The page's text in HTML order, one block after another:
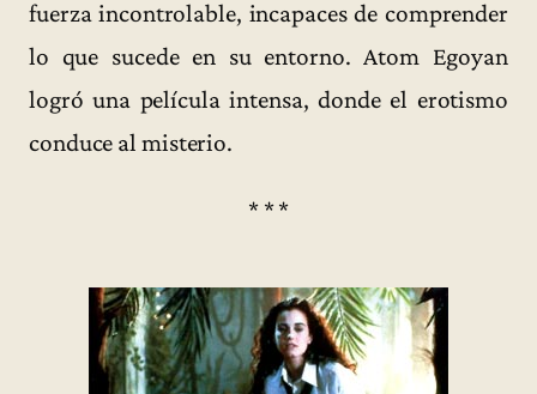
fuerza incontrolable, incapaces de comprender
lo que sucede en su entorno. Atom Egoyan
logró una película intensa, donde el erotismo
conduce al misterio.
* * *